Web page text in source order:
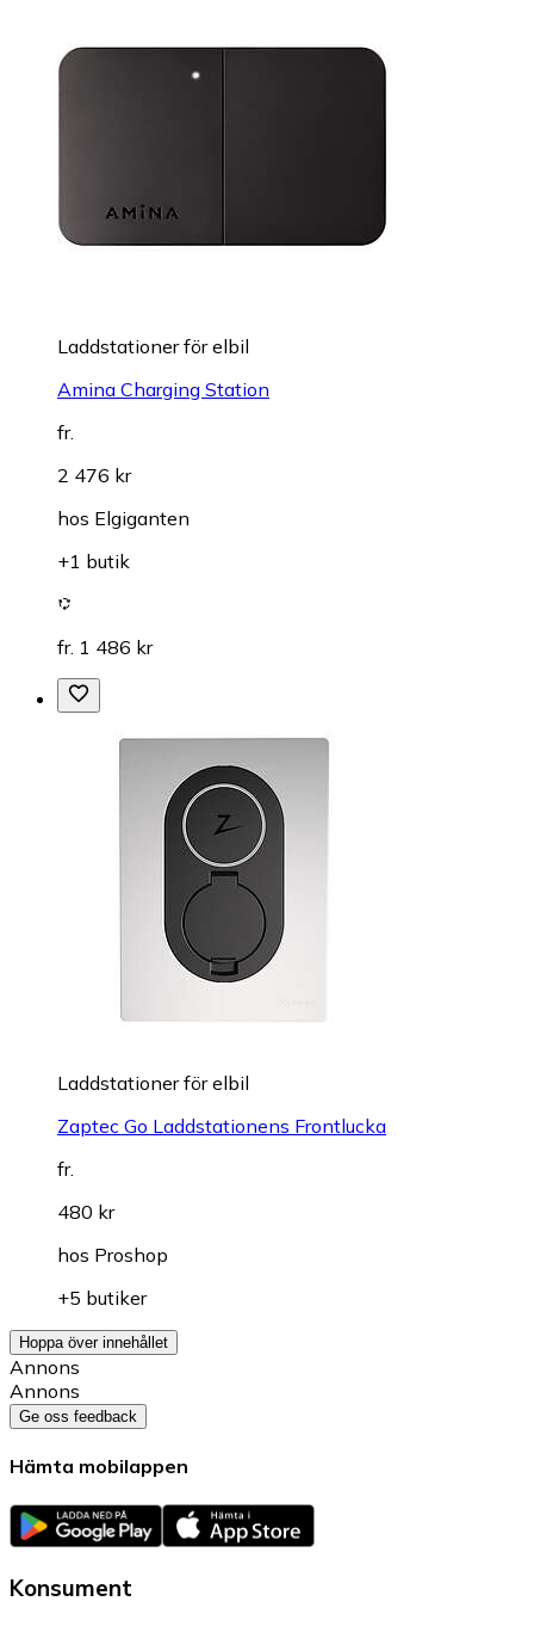
Laddstationer för elbil
Amina Charging Station
fr.
2 476 kr
hos Elgiganten
+1 butik
fr. 1 486 kr
Laddstationer för elbil
Zaptec Go Laddstationens Frontlucka
fr.
480 kr
hos Proshop
+5 butiker
Hoppa över innehållet
Annons
Annons
Ge oss feedback
Hämta mobilappen
Konsument